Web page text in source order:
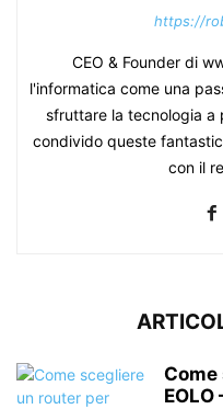
https://
CEO & Founder di
l'informatica come una
sfruttare la tecnologia a
condivido queste
con il